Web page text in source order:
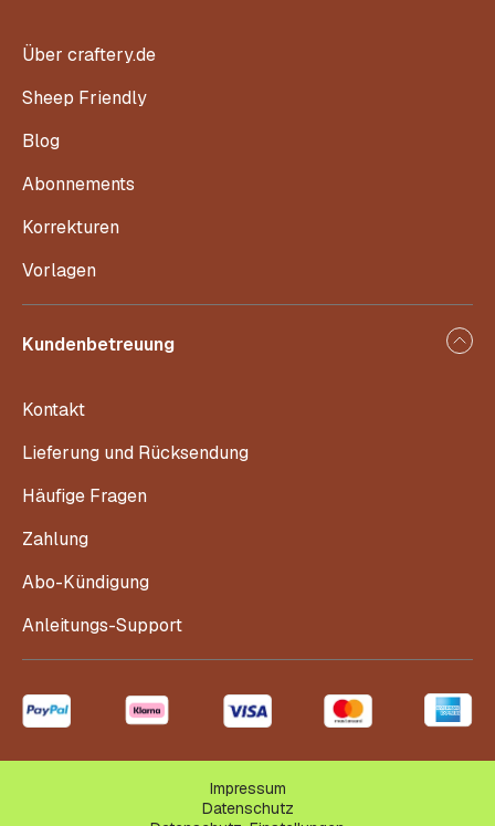
Über craftery.de
Sheep Friendly
Blog
Abonnements
Korrekturen
Vorlagen
Kundenbetreuung
Kontakt
Lieferung und Rücksendung
Häufige Fragen
Zahlung
Abo-Kündigung
Anleitungs-Support
Impressum
Datenschutz